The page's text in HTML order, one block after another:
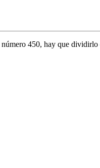
450, hay que dividirlo